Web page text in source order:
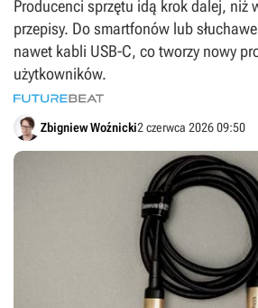
Producenci sprzętu idą krok dalej, niż
przepisy. Do smartfonów lub
nawet kabli USB-C, co tworzy nowy
użytkowników.
Zbigniew Woźnicki2 czerwca 2026 09:50